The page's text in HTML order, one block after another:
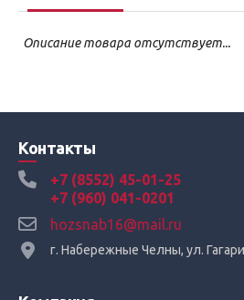
Описание товара отсутствует...
Контакты
+7 (8552) 45-01-25
+7 (960) 041-0201
hozsnab16@mail.ru
г. Набережные Челны, ул.